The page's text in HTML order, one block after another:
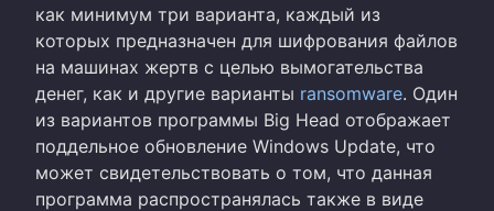
как минимум три варианта, каждый из
которых предназначен для шифрования файлов
на машинах жертв с целью вымогательства
денег, как и другие варианты ransomware. Один
из вариантов программы Big Head отображает
поддельное обновление Windows Update, что
может свидетельствовать о том, что данная
программа распространялась также в виде